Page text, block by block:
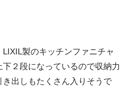
製のキッチンファニチャ
２段になっているので収納力
出しもたくさん入りそうで